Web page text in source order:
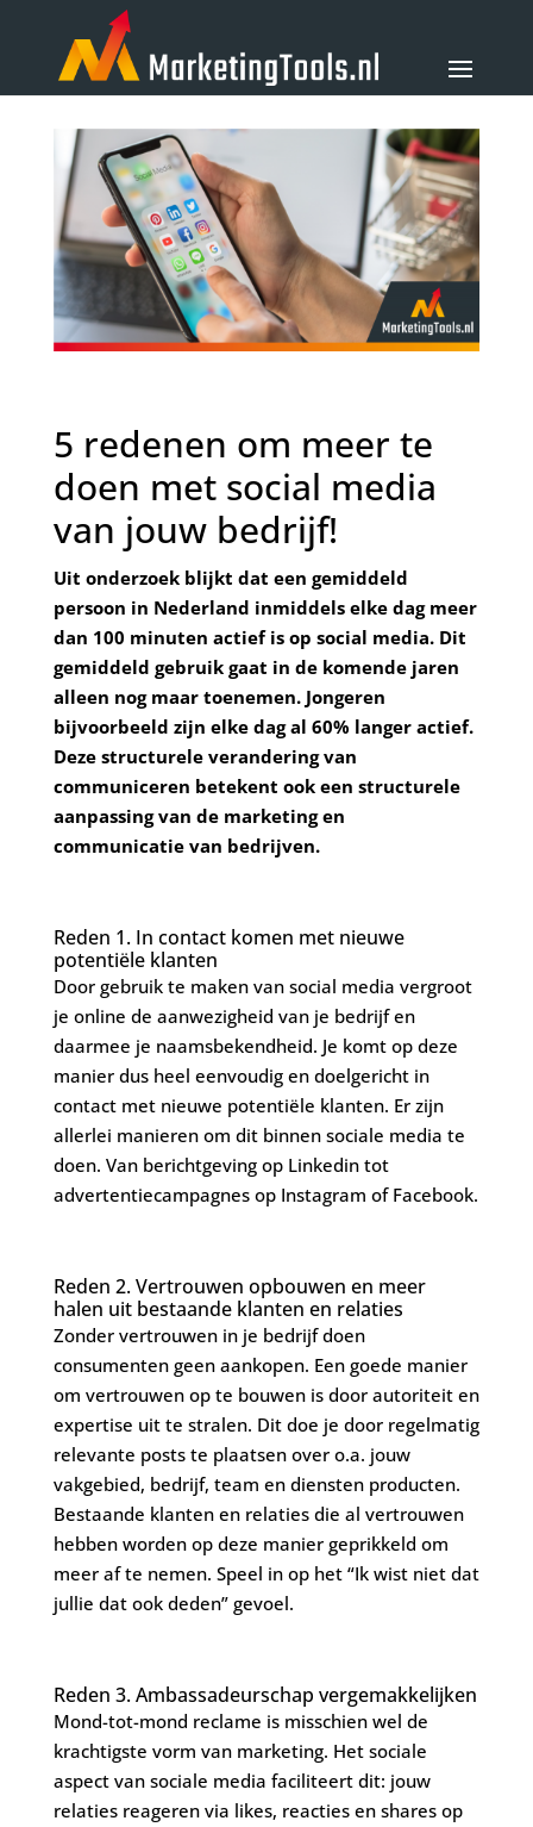
5 redenen om meer te
doen met social media
van jouw bedrijf!
Uit onderzoek blijkt dat een gemiddeld
persoon in Nederland inmiddels elke dag meer
dan 100 minuten actief is op social media. Dit
gemiddeld gebruik gaat in de komende jaren
alleen nog maar toenemen. Jongeren
bijvoorbeeld zijn elke dag al 60% langer actief.
Deze structurele verandering van
communiceren betekent ook een structurele
aanpassing van de marketing en
communicatie van bedrijven.
Reden 1. In contact komen met nieuwe
potentiële klanten
Door gebruik te maken van social media vergroot
je online de aanwezigheid van je bedrijf en
daarmee je naamsbekendheid. Je komt op deze
manier dus heel eenvoudig en doelgericht in
contact met nieuwe potentiële klanten. Er zijn
allerlei manieren om dit binnen sociale media te
doen. Van berichtgeving op Linkedin tot
advertentiecampagnes op Instagram of Facebook.
Reden 2. Vertrouwen opbouwen en meer
halen uit bestaande klanten en relaties
Zonder vertrouwen in je bedrijf doen
consumenten geen aankopen. Een goede manier
om vertrouwen op te bouwen is door autoriteit en
expertise uit te stralen. Dit doe je door regelmatig
relevante posts te plaatsen over o.a. jouw
vakgebied, bedrijf, team en diensten producten.
Bestaande klanten en relaties die al vertrouwen
hebben worden op deze manier geprikkeld om
meer af te nemen. Speel in op het “Ik wist niet dat
jullie dat ook deden” gevoel.
Reden 3. Ambassadeurschap vergemakkelijken
Mond-tot-mond reclame is misschien wel de
krachtigste vorm van marketing. Het sociale
aspect van sociale media faciliteert dit: jouw
relaties reageren via likes, reacties en shares op